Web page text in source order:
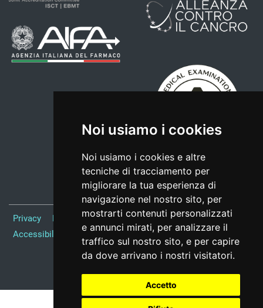
Noi usiamo i cookies
Noi usiamo i cookies e altre
tecniche di tracciamento per
migliorare la tua esperienza di
navigazione nel nostro sito, per
mostrarti contenuti personalizzati
e annunci mirati, per analizzare il
traffico sul nostro sito, e per capire
da dove arrivano i nostri visitatori.
Accetto
Privacy Note Legali Responsabile del sito
Credits
Accessibilità
Preferenze cookie